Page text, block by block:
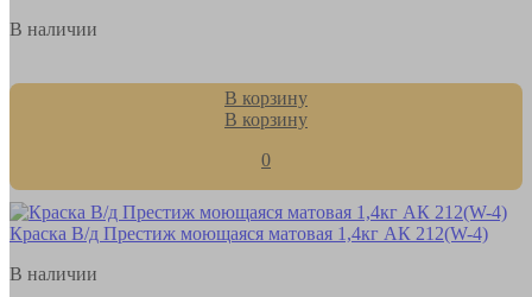
В наличии
В корзину
В корзину
0
Краска В/д Престиж моющаяся матовая 1,4кг АК 212(W-4)
В наличии